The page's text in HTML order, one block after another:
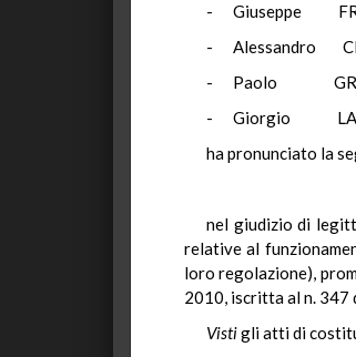
-
- Alessandro
- Paolo
- Giorgio
ha pronunciato la
nel giudizio di
relative al
loro regolazione),
2010, iscritta al n. 347
Vistigli atti di